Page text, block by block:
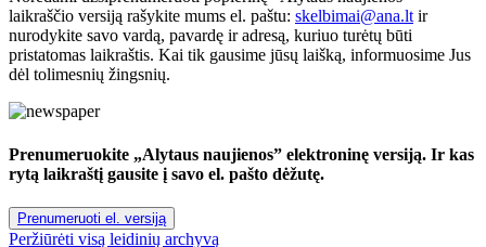
laikraščio versiją rašykite mums el. paštu: skelbimai@ana.ltir
nurodykite savo vardą, pavardę ir adresą, kuriuo turėtų būti
pristatomas laikraštis. Kai tik gausime jūsų laišką, informuosime Jus
dėl tolimesnių žingsnių.
Prenumeruokite „Alytaus naujienos” elektroninę versiją. Ir kas
rytą laikraštį gausite į savo el. pašto dėžutę.
Prenumeruoti el. versiją
Peržiūrėti visą leidinių archyvą